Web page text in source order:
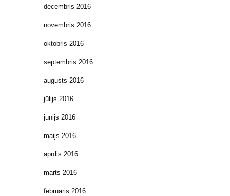
decembris 2016
novembris 2016
oktobris 2016
septembris 2016
augusts 2016
jūlijs 2016
jūnijs 2016
maijs 2016
aprīlis 2016
marts 2016
februāris 2016